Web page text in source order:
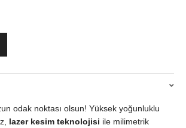
odak noktası olsun! Yüksek yoğunluklu
lazer kesim teknolojisi ile milimetrik